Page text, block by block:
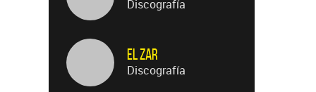
Discografía
El Zar
Discografía